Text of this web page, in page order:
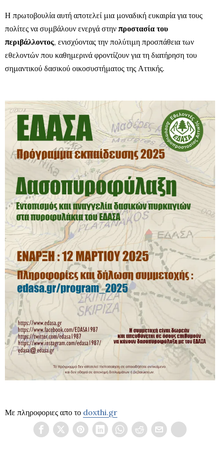
Η πρωτοβουλία αυτή αποτελεί μια μοναδική ευκαιρία για τους
πολίτες να συμβάλουν ενεργά στην προστασία του
περιβάλλοντος, ενισχύοντας την πολύτιμη προσπάθεια των
εθελοντών που καθημερινά φροντίζουν για τη διατήρηση του
σημαντικού δασικού οικοσυστήματος της Αττικής.
Με πληροφοριες απο το doxthi.gr